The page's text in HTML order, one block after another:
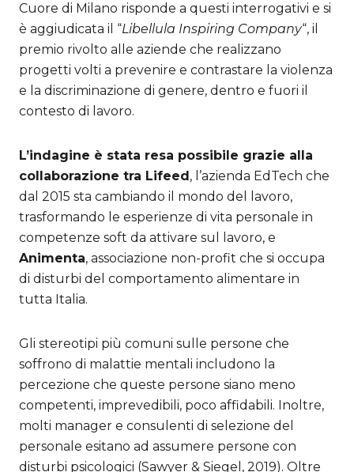
Cuore di Milano risponde a questi interrogativi e si
è aggiudicata il “Libellula Inspiring Company“, il
premio rivolto alle aziende che realizzano
progetti volti a prevenire e contrastare la violenza
e la discriminazione di genere, dentro e fuori il
contesto di lavoro.
L’indagine è stata resa possibile grazie alla
collaborazione tra Lifeed, l’azienda EdTech che
dal 2015 sta cambiando il mondo del lavoro,
trasformando le esperienze di vita personale in
competenze soft da attivare sul lavoro, e
Animenta, associazione non-profit che si occupa
di disturbi del comportamento alimentare in
tutta Italia.
Gli stereotipi più comuni sulle persone che
soffrono di malattie mentali includono la
percezione che queste persone siano meno
competenti, imprevedibili, poco affidabili. Inoltre,
molti manager e consulenti di selezione del
personale esitano ad assumere persone con
disturbi psicologici (Sawyer & Siegel, 2019). Oltre